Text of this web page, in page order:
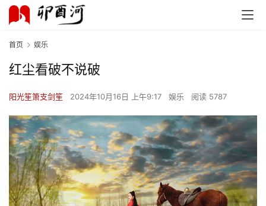
首页 娱乐
红尘看破不说破
阳光笙箫支剑笙 2024年10月16日 上午9:17 娱乐 阅读 5787